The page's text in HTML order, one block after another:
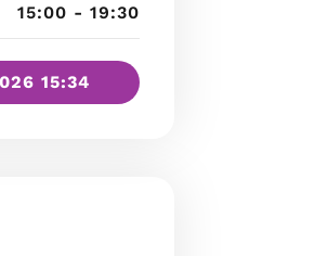
15:00 - 19:30
15:34